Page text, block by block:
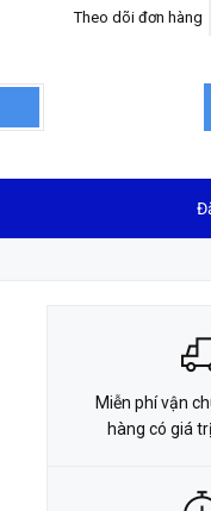
Theo dõi đơn hàng
LIÊN HỆ
Miễn phí vận
hàng có giá